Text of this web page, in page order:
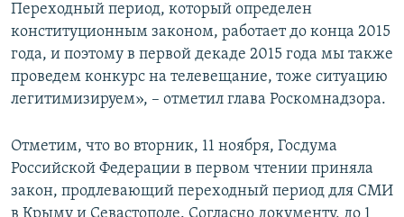
Переходный период, который определен
конституционным законом, работает до конца 2015
года, и поэтому в первой декаде 2015 года мы также
проведем конкурс на телевещание, тоже ситуацию
легитимизируем», – отметил глава Роскомнадзора.
Отметим, что во вторник, 11 ноября, Госдума
Российской Федерации в первом чтении приняла
закон, продлевающий переходный период для СМИ